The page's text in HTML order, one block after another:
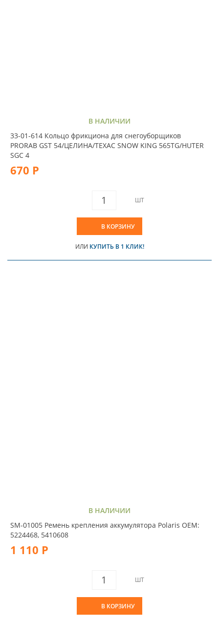
В НАЛИЧИИ
33-01-614 Кольцо фрикциона для снегоуборщиков
PRORAB GST 54/ЦЕЛИНА/ТEXAC SNOW KING 565TG/HUTER
SGC 4
670 Р
ШТ
В КОРЗИНУ
ИЛИ КУПИТЬ В 1 КЛИК!
В НАЛИЧИИ
SM-01005 Ремень крепления аккумулятора Polaris OEM:
5224468, 5410608
1 110 Р
ШТ
В КОРЗИНУ